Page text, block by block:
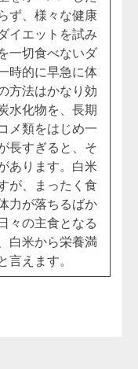
ず、様々な健康
イエットを試み
一切食べないダ
時的に早急に体
方法はかなり効
水化物を、長期
メ類をはじめ一
長すぎると、そ
あります。白米
が、まったく食
力が落ちるばか
々の主食となる
白米から栄養満
えます。